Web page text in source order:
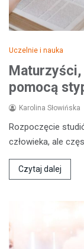
Uczelnie i nauka
pomocą
Karolina Słowińska
Rozpoczęcie
człowieka, ale
Czytaj dalej